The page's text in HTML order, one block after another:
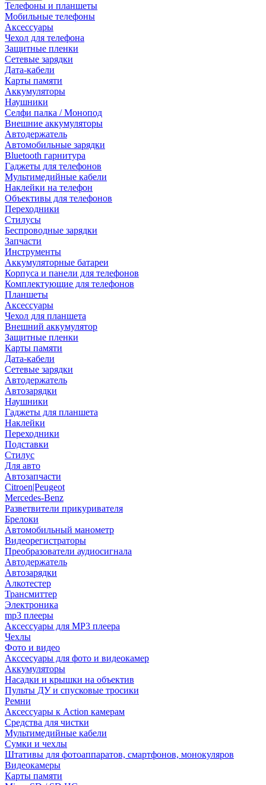
Телефоны и планшеты
Мобильные телефоны
Аксессуары
Чехол для телефона
Защитные пленки
Сетевые зарядки
Дата-кабели
Карты памяти
Аккумуляторы
Наушники
Селфи палка / Монопод
Внешние аккумуляторы
Автодержатель
Автомобильные зарядки
Bluetooth гарнитура
Гаджеты для телефонов
Мультимедийные кабели
Наклейки на телефон
Объективы для телефонов
Переходники
Стилусы
Беспроводные зарядки
Запчасти
Инструменты
Аккумуляторные батареи
Корпуса и панели для телефонов
Комплектующие для телефонов
Планшеты
Аксессуары
Чехол для планшета
Внешний аккумулятор
Защитные пленки
Карты памяти
Дата-кабели
Сетевые зарядки
Автодержатель
Автозарядки
Наушники
Гаджеты для планшета
Наклейки
Переходники
Подставки
Стилус
Для авто
Автозапчасти
Citroen|Peugeot
Mercedes-Benz
Разветвители прикуривателя
Брелоки
Автомобильный манометр
Видеорегистраторы
Преобразователи аудиосигнала
Автодержатель
Автозарядки
Алкотестер
Трансмиттер
Электроника
mp3 плееры
Аксессуары для MP3 плеера
Чехлы
Фото и видео
Акссесуары для фото и видеокамер
Аккумуляторы
Насадки и крышки на объектив
Пульты ДУ и спусковые тросики
Ремни
Аксессуары к Action камерам
Средства для чистки
Мультимедийные кабели
Сумки и чехлы
Штативы для фотоаппаратов, смартфонов, монокуляров
Видеокамеры
Карты памяти